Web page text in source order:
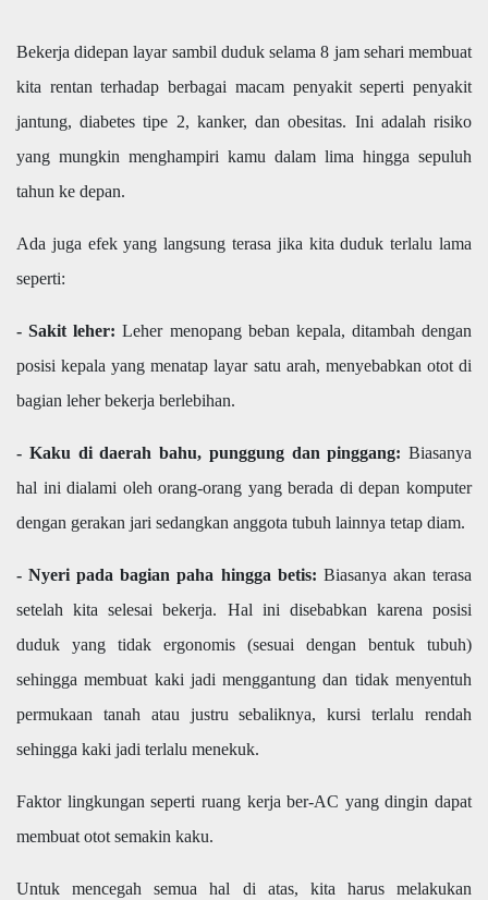
Bekerja didepan layar sambil duduk selama 8 jam sehari membuat
kita rentan terhadap berbagai macam penyakit seperti penyakit
jantung, diabetes tipe 2, kanker, dan obesitas. Ini adalah risiko
yang mungkin menghampiri kamu dalam lima hingga sepuluh
tahun ke depan.
Ada juga efek yang langsung terasa jika kita duduk terlalu lama
seperti:
- Sakit leher: Leher menopang beban kepala, ditambah dengan
posisi kepala yang menatap layar satu arah, menyebabkan otot di
bagian leher bekerja berlebihan.
- Kaku di daerah bahu, punggung dan pinggang: Biasanya
hal ini dialami oleh orang-orang yang berada di depan komputer
dengan gerakan jari sedangkan anggota tubuh lainnya tetap diam.
- Nyeri pada bagian paha hingga betis: Biasanya akan terasa
setelah kita selesai bekerja. Hal ini disebabkan karena posisi
duduk yang tidak ergonomis (sesuai dengan bentuk tubuh)
sehingga membuat kaki jadi menggantung dan tidak menyentuh
permukaan tanah atau justru sebaliknya, kursi terlalu rendah
sehingga kaki jadi terlalu menekuk.
Faktor lingkungan seperti ruang kerja ber-AC yang dingin dapat
membuat otot semakin kaku.
Untuk mencegah semua hal di atas, kita harus melakukan